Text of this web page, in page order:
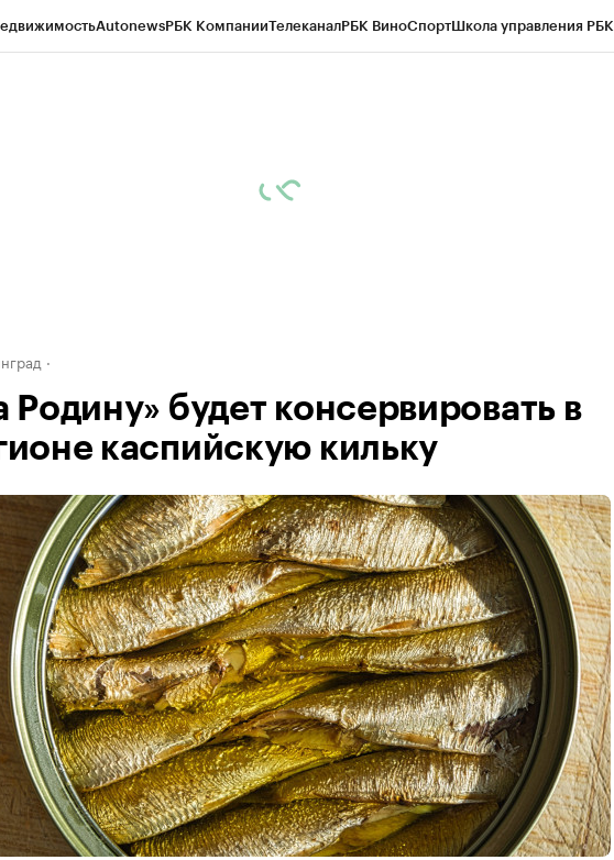
AutonewsРБК КомпанииТелеканалРБК ВиноСпортШкола управления РБК
Родину» будет консервировать в
каспийскую кильку